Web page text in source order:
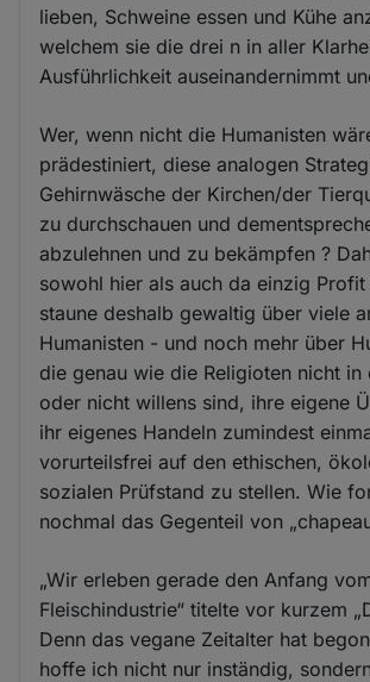
lieben, Schweine essen und Kühe
welchem sie die drei n in aller
Ausführlichkeit auseinandernimmt
Wer, wenn nicht die Humanisten
prädestiniert, diese analogen
Gehirnwäsche der Kirchen/der
zu durchschauen und
abzulehnen und zu bekämpfen ?
sowohl hier als auch da einzig Profit
staune deshalb gewaltig über viele
Humanisten - und noch mehr über
die genau wie die Religioten nicht in
oder nicht willens sind, ihre eigene
ihr eigenes Handeln zumindest
vorurteilsfrei auf den ethischen,
sozialen Prüfstand zu stellen. Wie
nochmal das Gegenteil von
„Wir erleben gerade den Anfang
Fleischindustrie“ titelte vor kurzem
Denn das vegane Zeitalter hat
hoffe ich nicht nur inständig,